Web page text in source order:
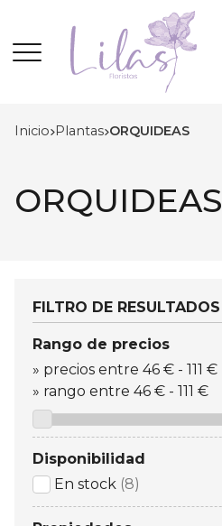
Inicio plantas ORQUIDEAS
ORQUIDEAS
FILTRO DE RESULTADOS
Rango de precios
» precios entre 46 € - 111 €
» rango entre 46 € - 111 €
Disponibilidad
En stock (8)